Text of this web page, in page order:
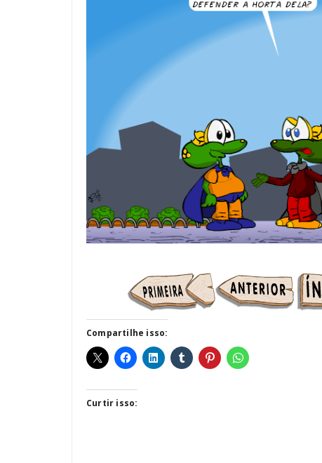
Compartilhe isso:
Curtir isso: